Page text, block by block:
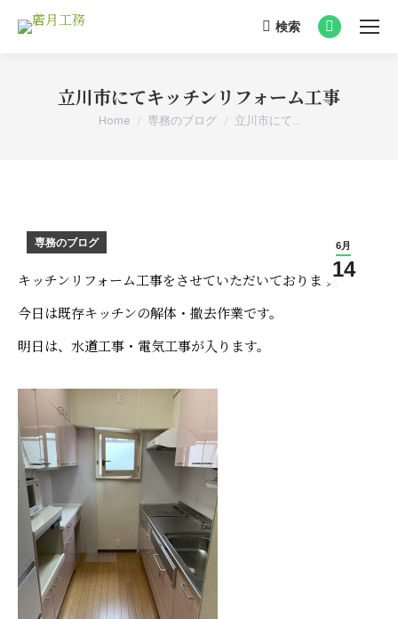
Search:
検索
Facebook
in
立川市にてキッチンリフォーム工事
You are here:
Home 専務のブログ 立川市にて…
6月
14
専務のブログ
キッチンリフォーム工事をさせていただいております。
今日は既存キッチンの解体・撤去作業です。
明日は、水道工事・電気工事が入ります。